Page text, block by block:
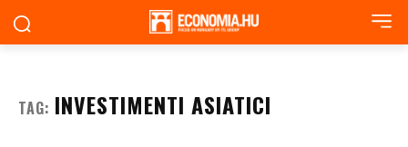
TAG: INVESTIMENTI ASIATICI